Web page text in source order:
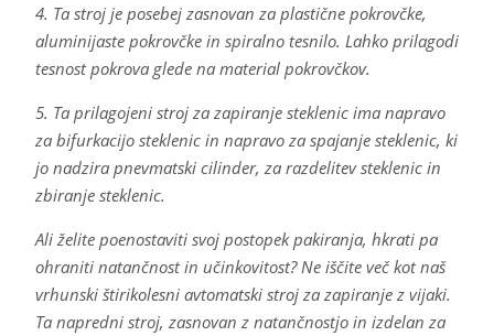
4. Ta stroj je posebej zasnovan za plastične pokrovčke,
aluminijaste pokrovčke in spiralno tesnilo. Lahko prilagodi
tesnost pokrova glede na material pokrovčkov.
5. Ta prilagojeni stroj za zapiranje steklenic ima napravo
za bifurkacijo steklenic in napravo za spajanje steklenic, ki
jo nadzira pnevmatski cilinder, za razdelitev steklenic in
zbiranje steklenic.
Ali želite poenostaviti svoj postopek pakiranja, hkrati pa
ohraniti natančnost in učinkovitost? Ne iščite več kot naš
vrhunski štirikolesni avtomatski stroj za zapiranje z vijaki.
Ta napredni stroj, zasnovan z natančnostjo in izdelan za